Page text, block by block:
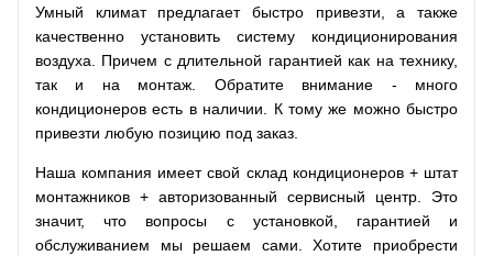
Умный климат предлагает быстро привезти, а также
качественно установить систему кондиционирования
воздуха. Причем с длительной гарантией как на технику,
так и на монтаж. Обратите внимание - много
кондиционеров есть в наличии. К тому же можно быстро
привезти любую позицию под заказ.
Наша компания имеет свой склад кондиционеров + штат
монтажников + авторизованный сервисный центр. Это
значит, что вопросы с установкой, гарантией и
обслуживанием мы решаем сами. Хотите приобрести